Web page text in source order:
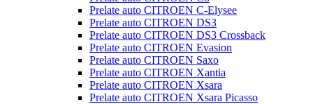
Prelate auto CITROEN C-Elysee
Prelate auto CITROEN DS3
Prelate auto CITROEN DS3 Crossback
Prelate auto CITROEN Evasion
Prelate auto CITROEN Saxo
Prelate auto CITROEN Xantia
Prelate auto CITROEN Xsara
Prelate auto CITROEN Xsara Picasso